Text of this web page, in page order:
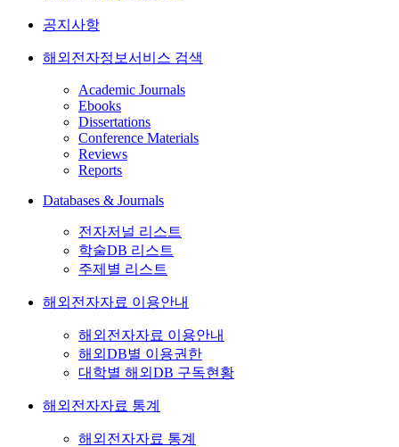
공지사항
해외전자정보서비스 검색
Academic Journals
Ebooks
Dissertations
Conference Materials
Reviews
Reports
Databases & Journals
전자저널 리스트
학술DB 리스트
주제별 리스트
해외전자자료 이용안내
해외전자자료 이용안내
해외DB별 이용권한
대학별 해외DB 구독현황
해외전자자료 통계
해외전자자료 통계